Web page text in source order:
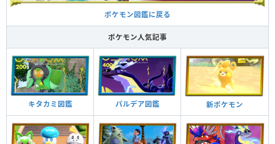
ポケモン図鑑に戻る
ポケモン人気記事
キタカミ図鑑 パルデア図鑑 新ポケモン